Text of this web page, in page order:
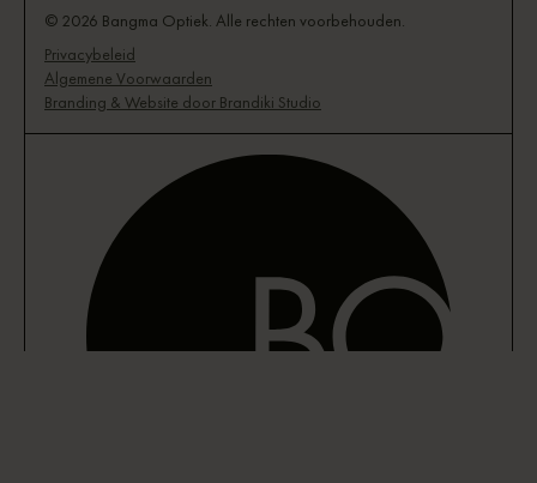
© 2026 Bangma Optiek. Alle rechten voorbehouden.
Privacybeleid
Algemene Voorwaarden
Branding & Website door Brandiki Studio